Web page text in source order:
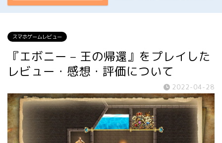
スマホゲームレビュー
『エボニー – 王の帰還』をプレイした
レビュー・感想・評価について
2022-04-28